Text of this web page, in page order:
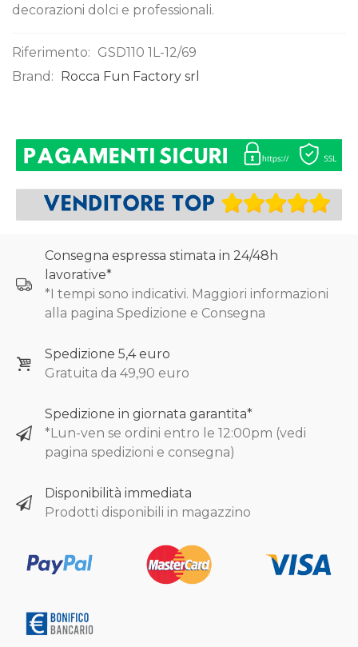
decorazioni dolci e professionali.
Riferimento: GSD110 1L-12/69
Brand:
Rocca Fun Factory srl
Consegna espressa stimata in 24/48h
lavorative*
*I tempi sono indicativi. Maggiori informazioni
alla pagina Spedizione e Consegna
Spedizione 5,4 euro
Gratuita da 49,90 euro
Spedizione in giornata garantita*
*Lun-ven se ordini entro le 12:00pm (vedi
pagina spedizioni e consegna)
Disponibilità immediata
Prodotti disponibili in magazzino